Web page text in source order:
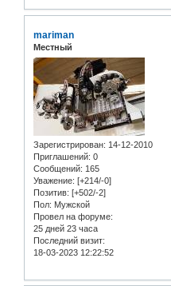
mariman
Местный
Зарегистрирован: 14-12-2010
Приглашений: 0
Сообщений: 165
Уважение: [+214/-0]
Позитив: [+502/-2]
Пол: Мужской
Провел на форуме:
25 дней 23 часа
Последний визит:
18-03-2023 12:22:52